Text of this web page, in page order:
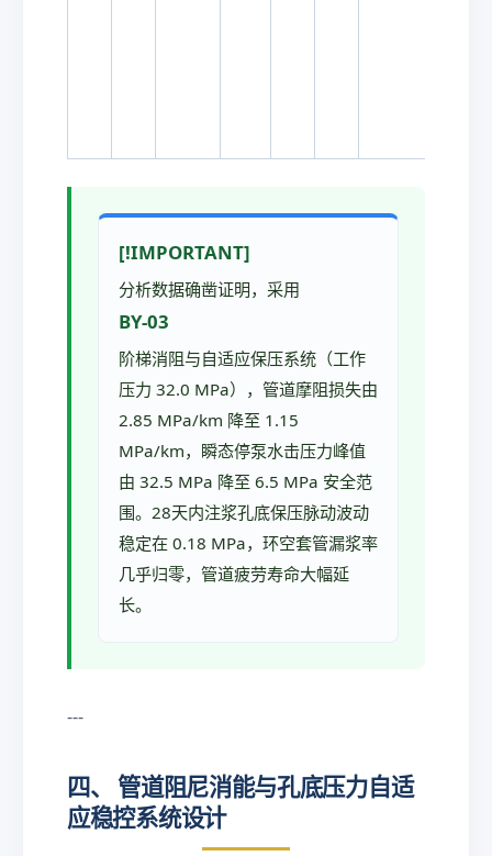
[!IMPORTANT]
分析数据确凿证明，采用
BY-03
阶梯消阻与自适应保压系统（工作
压力 32.0 MPa），管道摩阻损失由
2.85 MPa/km 降至 1.15
MPa/km，瞬态停泵水击压力峰值
由 32.5 MPa 降至 6.5 MPa 安全范
围。28天内注浆孔底保压脉动波动
稳定在 0.18 MPa，环空套管漏浆率
几乎归零，管道疲劳寿命大幅延
长。
---
四、 管道阻尼消能与孔底压力自适
应稳控系统设计